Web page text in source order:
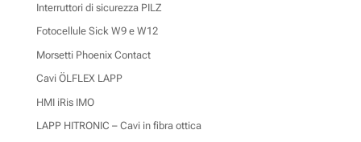
Interruttori di sicurezza PILZ
Fotocellule Sick W9 e W12
Morsetti Phoenix Contact
Cavi ÖLFLEX LAPP
HMI iRis IMO
LAPP HITRONIC – Cavi in fibra ottica